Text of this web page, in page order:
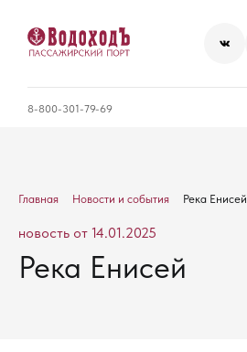
8-800-301-79-69
Главная Новости и события Река Енисей
новость от 14.01.2025
Река Енисей